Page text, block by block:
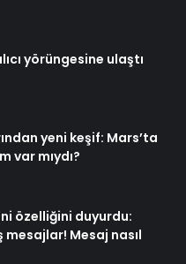
yörüngesine ulaştı
yeni keşif: Mars’ta
var mıydı?
özelliğini duyurdu:
mesajlar! Mesaj nasıl